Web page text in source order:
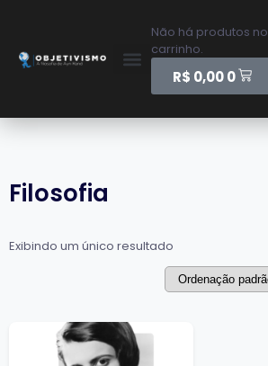
Não há produtos no
carrinho.
R$ 0,00 0
Filosofia
Exibindo um único resultado